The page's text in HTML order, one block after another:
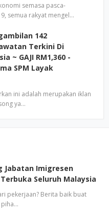
semasa pasca-
semua rakyat mengel…
142
Terkini Di
~ GAJI RM1,360 -
SPM Layak
ini adalah merupakan iklan
ya…
Jabatan Imigresen
Seluruh Malaysia
pekerjaan? Berita baik buat
piha…